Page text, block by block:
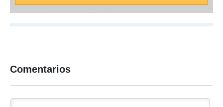
Comentarios